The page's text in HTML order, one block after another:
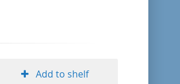
Add to shelf